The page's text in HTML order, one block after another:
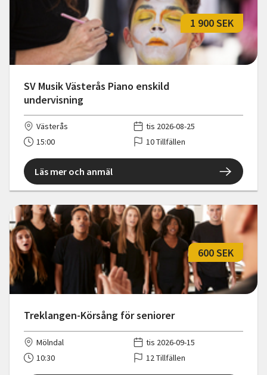
SV Musik Västerås Piano enskild
undervisning
1 900 SEK
Västerås
tis 2026-08-25
15:00
10 Tillfällen
Läs mer och anmäl
Treklangen-Körsång för seniorer
600 SEK
Mölndal
tis 2026-09-15
10:30
12 Tillfällen